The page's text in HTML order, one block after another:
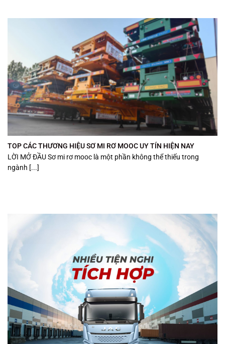
TOP CÁC THƯƠNG HIỆU SƠ MI RƠ MOOC UY TÍN HIỆN NAY
LỜI MỞ ĐẦU Sơ mi rơ mooc là một phần không thể thiếu trong
ngành [...]